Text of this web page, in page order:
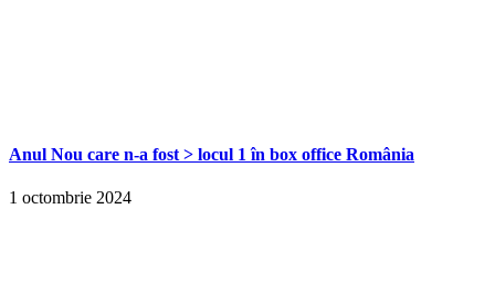
Anul Nou care n-a fost > locul 1 în box office România
1 octombrie 2024